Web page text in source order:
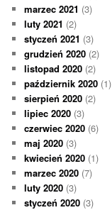
marzec 2021 (3)
luty 2021 (2)
styczeń 2021 (3)
grudzień 2020 (2)
listopad 2020 (2)
październik 2020 (1)
sierpień 2020 (2)
lipiec 2020 (3)
czerwiec 2020 (6)
maj 2020 (3)
kwiecień 2020 (1)
marzec 2020 (7)
luty 2020 (3)
styczeń 2020 (3)